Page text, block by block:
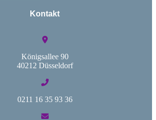
Kontakt
Königsallee 90
40212 Düsseldorf
0211 16 35 93 36